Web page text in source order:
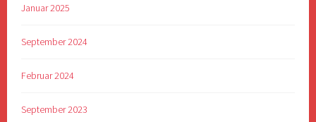
Januar 2025
September 2024
Februar 2024
September 2023